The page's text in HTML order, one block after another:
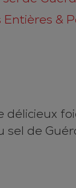
Entières &
sel de